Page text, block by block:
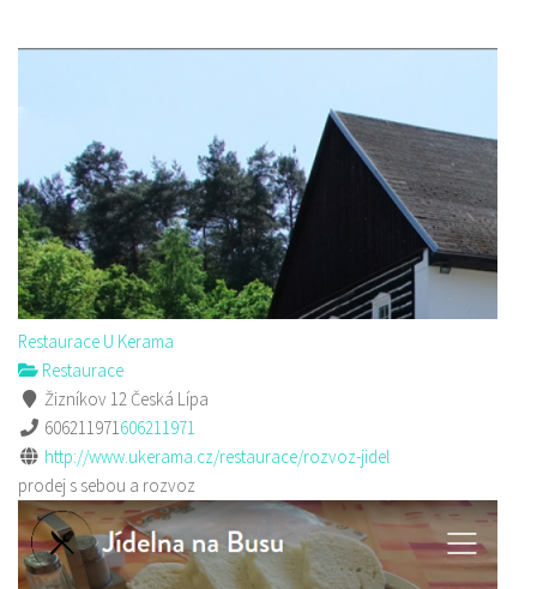
Restaurace U Kerama
Restaurace
Žizníkov 12 Česká Lípa
606211971606211971
http://www.ukerama.cz/restaurace/rozvoz-jidel
prodej s sebou a rozvoz